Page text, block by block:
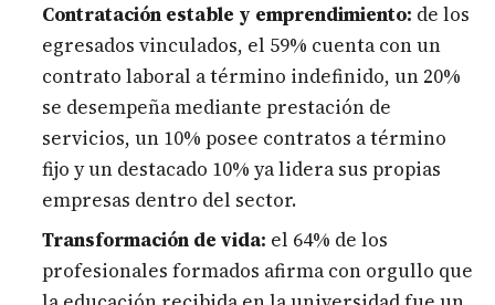
Contratación estable y emprendimiento: de los
egresados vinculados, el 59% cuenta con un
contrato laboral a término indefinido, un 20%
se desempeña mediante prestación de
servicios, un 10% posee contratos a término
fijo y un destacado 10% ya lidera sus propias
empresas dentro del sector.
Transformación de vida: el 64% de los
profesionales formados afirma con orgullo que